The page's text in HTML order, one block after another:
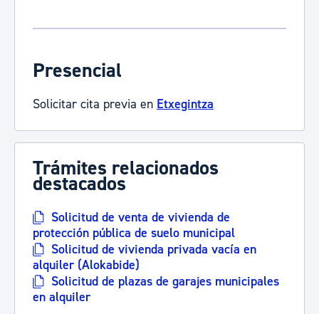
Presencial
Solicitar cita previa en Etxegintza
Trámites relacionados
destacados
Solicitud de venta de vivienda de
protección pública de suelo municipal
Solicitud de vivienda privada vacía en
alquiler (Alokabide)
Solicitud de plazas de garajes municipales
en alquiler